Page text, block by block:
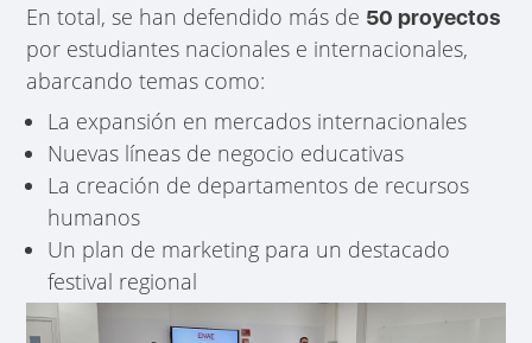
En total, se han defendido más de 50 proyectos
por estudiantes nacionales e internacionales,
abarcando temas como:
La expansión en mercados internacionales
Nuevas líneas de negocio educativas
La creación de departamentos de recursos
humanos
Un plan de marketing para un destacado
festival regional